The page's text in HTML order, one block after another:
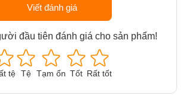
Viết đánh giá
đầu tiên đánh giá cho sản phẩm!
tệ Tệ Tạm ổn Tốt Rất tốt